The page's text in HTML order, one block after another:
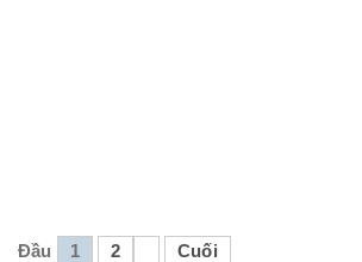
Đầu 1 2 Cuối